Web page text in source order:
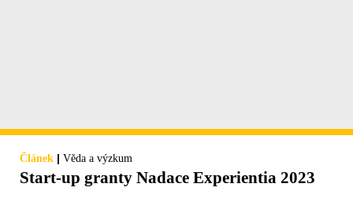
Článek | Věda a výzkum
Start-up granty Nadace Experientia 2023